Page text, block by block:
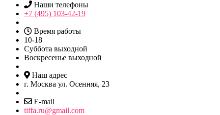
Наши телефоны
+7 (495) 103-42-19
Время работы
10-18
Суббота выходной
Воскресенье выходной
Наш адрес
г. Москва ул. Осенняя, 23
E-mail
tiffa.ru@gmail.com